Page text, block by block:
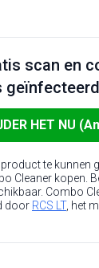
scan en
HET NU
te kunnen
Cleaner kopen.
Combo
door RCS LT, het